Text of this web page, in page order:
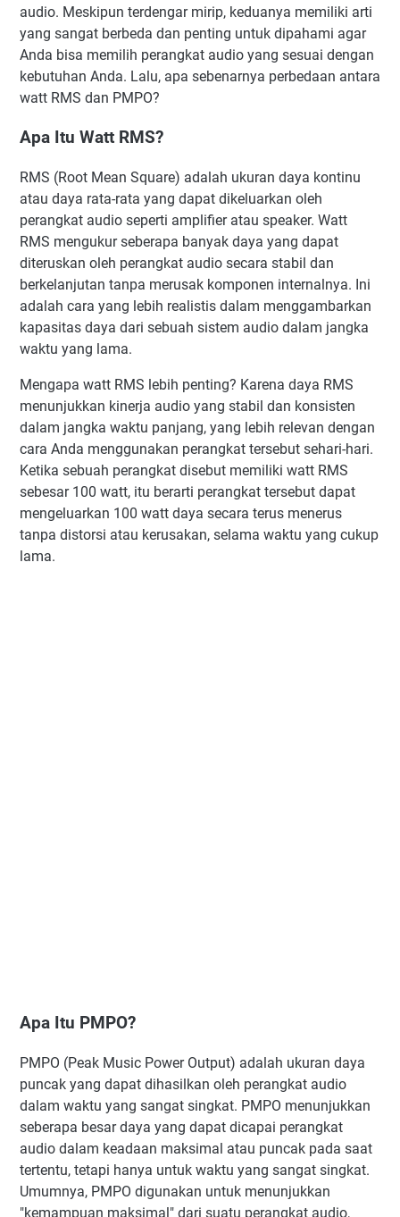
audio. Meskipun terdengar mirip, keduanya memiliki arti
yang sangat berbeda dan penting untuk dipahami agar
Anda bisa memilih perangkat audio yang sesuai dengan
kebutuhan Anda. Lalu, apa sebenarnya perbedaan antara
watt RMS dan PMPO?
Apa Itu Watt RMS?
RMS (Root Mean Square) adalah ukuran daya kontinu
atau daya rata-rata yang dapat dikeluarkan oleh
perangkat audio seperti amplifier atau speaker. Watt
RMS mengukur seberapa banyak daya yang dapat
diteruskan oleh perangkat audio secara stabil dan
berkelanjutan tanpa merusak komponen internalnya. Ini
adalah cara yang lebih realistis dalam menggambarkan
kapasitas daya dari sebuah sistem audio dalam jangka
waktu yang lama.
Mengapa watt RMS lebih penting? Karena daya RMS
menunjukkan kinerja audio yang stabil dan konsisten
dalam jangka waktu panjang, yang lebih relevan dengan
cara Anda menggunakan perangkat tersebut sehari-hari.
Ketika sebuah perangkat disebut memiliki watt RMS
sebesar 100 watt, itu berarti perangkat tersebut dapat
mengeluarkan 100 watt daya secara terus menerus
tanpa distorsi atau kerusakan, selama waktu yang cukup
lama.
Apa Itu PMPO?
PMPO (Peak Music Power Output) adalah ukuran daya
puncak yang dapat dihasilkan oleh perangkat audio
dalam waktu yang sangat singkat. PMPO menunjukkan
seberapa besar daya yang dapat dicapai perangkat
audio dalam keadaan maksimal atau puncak pada saat
tertentu, tetapi hanya untuk waktu yang sangat singkat.
Umumnya, PMPO digunakan untuk menunjukkan
"kemampuan maksimal" dari suatu perangkat audio,